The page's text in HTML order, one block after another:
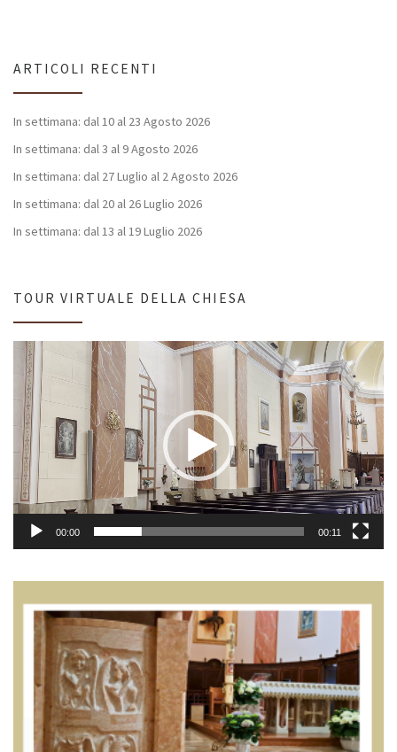
ARTICOLI RECENTI
In settimana: dal 10 al 23 Agosto 2026
In settimana: dal 3 al 9 Agosto 2026
In settimana: dal 27 Luglio al 2 Agosto 2026
In settimana: dal 20 al 26 Luglio 2026
In settimana: dal 13 al 19 Luglio 2026
TOUR VIRTUALE DELLA CHIESA
Video
Player
00:00 00:11